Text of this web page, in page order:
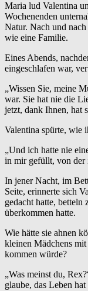
Maria lud Valentina
Wochenenden
Natur. Nach und
wie eine Familie.
Eines Abends,
eingeschlafen war,
„Wissen Sie, meine
war. Sie hat nie die
jetzt, dank Ihnen, hat
Valentina spürte, wie
„Und ich hatte nie
in mir gefüllt, von der
In jener Nacht, im
Seite, erinnerte sich
gedacht hatte, betteln
überkommen hatte.
Wie hätte sie ahnen
kleinen Mädchens
kommen würde?
„Was meinst du,
glaube, das Leben